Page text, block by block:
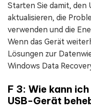
Starten Sie damit, den
aktualisieren, die
verwenden und die
Wenn das Gerät
Lösungen zur
Windows Data
F 3: Wie kann
USB-Gerät